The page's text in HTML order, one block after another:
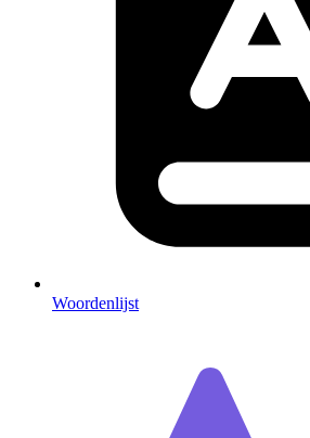
Woordenlijst